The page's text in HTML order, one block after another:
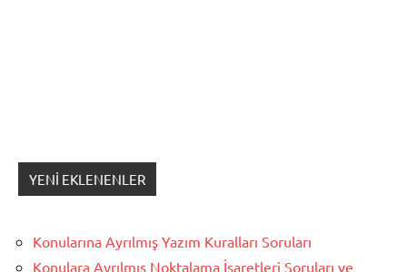
YENI EKLENENLER
Konularına Ayrılmış Yazım Kuralları Soruları
Konulara Ayrılmış Noktalama İşaretleri Soruları ve